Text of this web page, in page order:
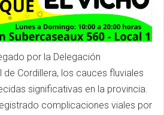
por la Delegación
de Cordillera, los cauces fluviales
significativas en la provincia.
complicaciones viales por